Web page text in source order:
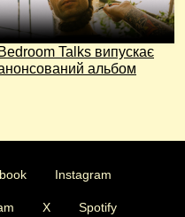
Bedroom Talks випускає
альбом
Instagram
X Spotify